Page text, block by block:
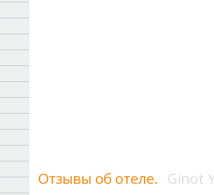
Отзывы об отеле. Ginot